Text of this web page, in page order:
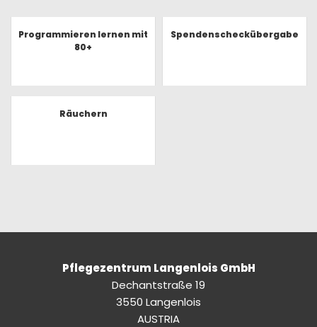
Programmieren lernen mit
80+
Spendenscheckübergabe
Räuchern
Pflegezentrum Langenlois GmbH
Dechantstraße 19
3550 Langenlois
AUSTRIA